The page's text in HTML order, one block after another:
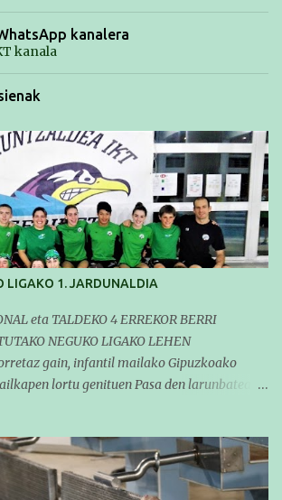
kanalera
kanala
LIGAKO 1. JARDUNALDIA
eta TALDEKO 4 ERREKOR BERRI
NEGUKO LIGAKO LEHEN
gain, infantil mailako Gipuzkoako
lortu genituen Pasa den larunbatean
taldeko 16 igerilari aritu ziren. Denboraldiari
gue taldekideek. Ohikoa den bezela, garai
da jardueraren funtsa eta hori alde